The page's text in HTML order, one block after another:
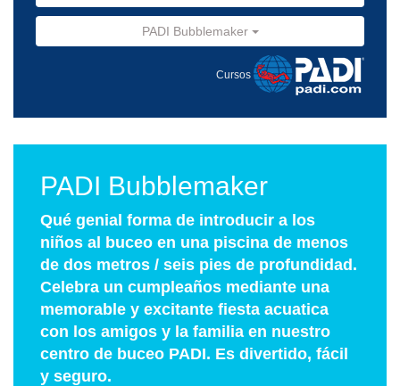
PADI Bubblemaker
Cursos
PADI Bubblemaker
Qué genial forma de introducir a los
niños al buceo en una piscina de menos
de dos metros / seis pies de profundidad.
Celebra un cumpleaños mediante una
memorable y excitante fiesta acuatica
con los amigos y la familia en nuestro
centro de buceo PADI. Es divertido, fácil
y seguro.